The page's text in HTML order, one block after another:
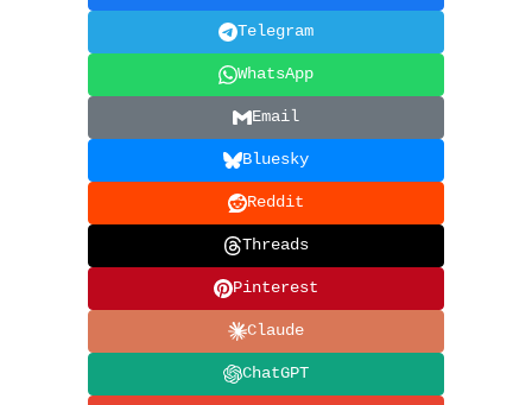
Telegram
WhatsApp
Email
Bluesky
Reddit
Threads
Pinterest
Claude
ChatGPT